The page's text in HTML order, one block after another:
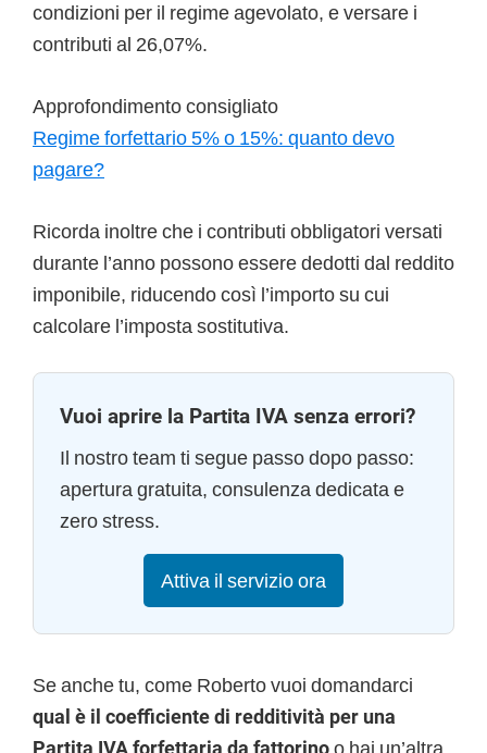
condizioni per il regime agevolato, e versare i
contributi al 26,07%.
Approfondimento consigliato
Regime forfettario 5% o 15%: quanto devo
pagare?
Ricorda inoltre che i contributi obbligatori versati
durante l’anno possono essere dedotti dal reddito
imponibile, riducendo così l’importo su cui
calcolare l’imposta sostitutiva.
Vuoi aprire la Partita IVA senza errori?
Il nostro team ti segue passo dopo passo:
apertura gratuita, consulenza dedicata e
zero stress.
Attiva il servizio ora
Se anche tu, come Roberto vuoi domandarci
qual è il coefficiente di redditività per una
Partita IVA forfettaria da fattorinoo hai un’altra